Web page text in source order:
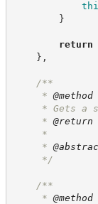
}
return
} ,
/**
* @method
* Gets a
* @return
*
*
*/
/**
* @method